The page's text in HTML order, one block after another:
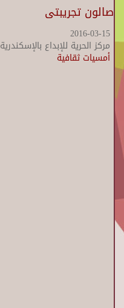
صالون تجريبتى
2016-03-15
مركز الحرية للإبداع بالإسكندرية
أمسيات ثقافية